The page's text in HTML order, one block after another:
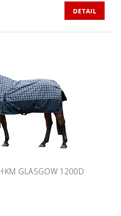
DETAIL
GLASGOW 1200D